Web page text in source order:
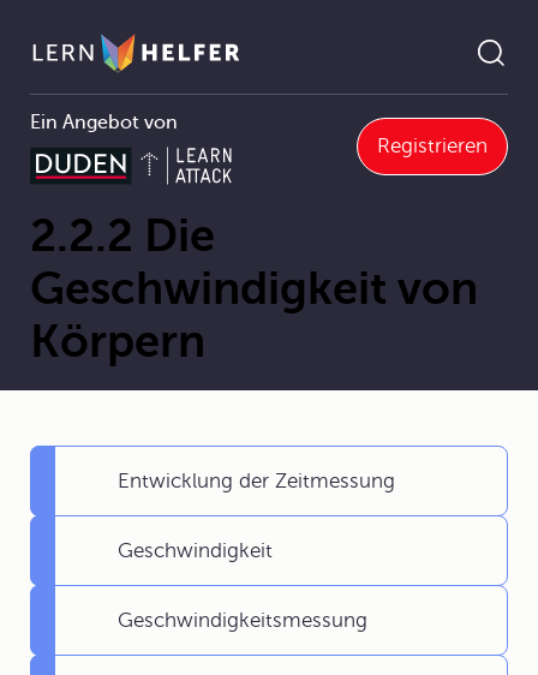
Ein Angebot von
Registrieren
Pfadnavigation
2.2 Bewegung von Körpern 2.2.2 Die Geschwindigkeit von Körpern
2.2.2 Die
Geschwindigkeit von
Körpern
Entwicklung der Zeitmessung
Geschwindigkeit
Geschwindigkeitsmessung